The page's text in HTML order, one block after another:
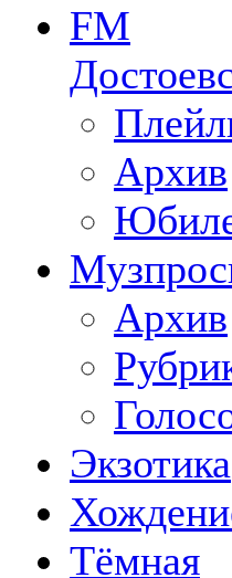
FM
Архив
Архив
Экзотика
Тёмная